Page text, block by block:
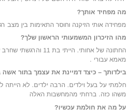
מה מפחיד אותך?
מפחידה אותי הזיקנה וחוסר התאימות בין מצב
מהו הזיכרון המשמעותי הראשון שלך?
החתונה של אחותי. הייתי
מאמא עבורי .
בילדותך – כיצד דמיינת את עצמך בתור
חלמתי על בעל וילדים. הרבה ילדים. לא
משהו כזה. ברחתי מהמחשבות האלה
על מה את חולמת עכשיו?